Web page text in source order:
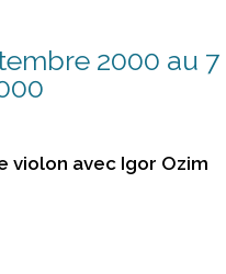
2000 au 7
violon avec Igor Ozim